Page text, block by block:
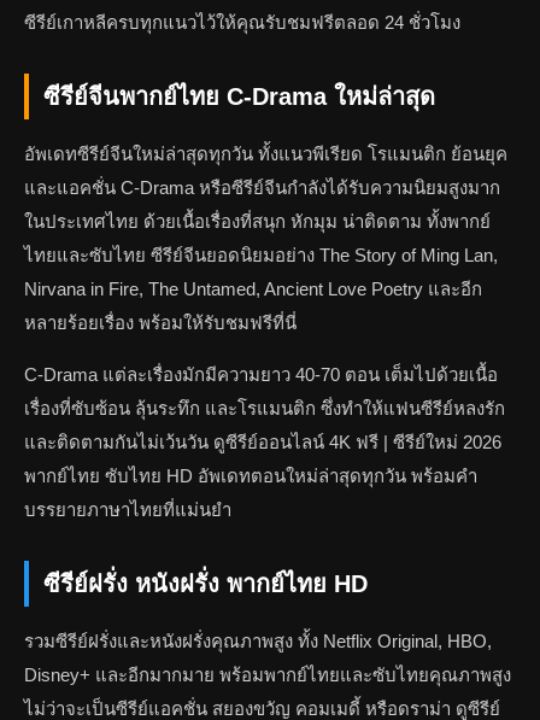
ซีรีย์เกาหลีครบทุกแนวไว้ให้คุณรับชมฟรีตลอด 24 ชั่วโมง
ซีรีย์จีนพากย์ไทย C-Drama ใหม่ล่าสุด
อัพเดทซีรีย์จีนใหม่ล่าสุดทุกวัน ทั้งแนวพีเรียด โรแมนติก ย้อนยุค
และแอคชั่น C-Drama หรือซีรีย์จีนกำลังได้รับความนิยมสูงมาก
ในประเทศไทย ด้วยเนื้อเรื่องที่สนุก หักมุม น่าติดตาม ทั้งพากย์
ไทยและซับไทย ซีรีย์จีนยอดนิยมอย่าง The Story of Ming Lan,
Nirvana in Fire, The Untamed, Ancient Love Poetry และอีก
หลายร้อยเรื่อง พร้อมให้รับชมฟรีที่นี่
C-Drama แต่ละเรื่องมักมีความยาว 40-70 ตอน เต็มไปด้วยเนื้อ
เรื่องที่ซับซ้อน ลุ้นระทึก และโรแมนติก ซึ่งทำให้แฟนซีรีย์หลงรัก
และติดตามกันไม่เว้นวัน ดูซีรีย์ออนไลน์ 4K ฟรี | ซีรีย์ใหม่ 2026
พากย์ไทย ซับไทย HD อัพเดทตอนใหม่ล่าสุดทุกวัน พร้อมคำ
บรรยายภาษาไทยที่แม่นยำ
ซีรีย์ฝรั่ง หนังฝรั่ง พากย์ไทย HD
รวมซีรีย์ฝรั่งและหนังฝรั่งคุณภาพสูง ทั้ง Netflix Original, HBO,
Disney+ และอีกมากมาย พร้อมพากย์ไทยและซับไทยคุณภาพสูง
ไม่ว่าจะเป็นซีรีย์แอคชั่น สยองขวัญ คอมเมดี้ หรือดราม่า ดูซีรีย์